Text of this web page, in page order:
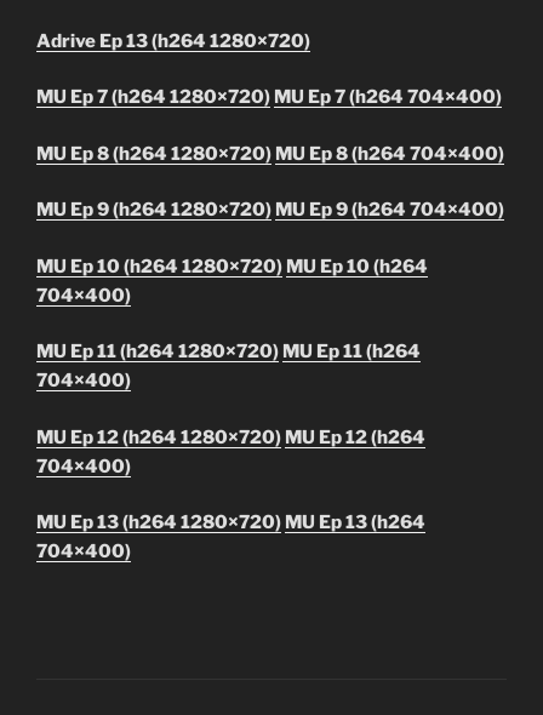
Adrive Ep 13 (h264 1280×720)
MU Ep 7 (h264 1280×720) MU Ep 7 (h264 704×400)
MU Ep 8 (h264 1280×720) MU Ep 8 (h264 704×400)
MU Ep 9 (h264 1280×720) MU Ep 9 (h264 704×400)
MU Ep 10 (h264 1280×720) MU Ep 10 (h264
704×400)
MU Ep 11 (h264 1280×720) MU Ep 11 (h264
704×400)
MU Ep 12 (h264 1280×720) MU Ep 12 (h264
704×400)
MU Ep 13 (h264 1280×720) MU Ep 13 (h264
704×400)